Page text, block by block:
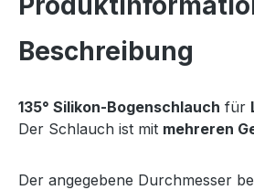
Beschreibung
135° Silikon-Bogenschlauch für
Der Schlauch ist mit mehreren
Der angegebene Durchmesser